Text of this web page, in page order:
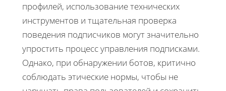
профилей, использование технических
инструментов и тщательная проверка
поведения подписчиков могут значительно
упростить процесс управления подписками.
Однако, при обнаружении ботов, критично
соблюдать этические нормы, чтобы не